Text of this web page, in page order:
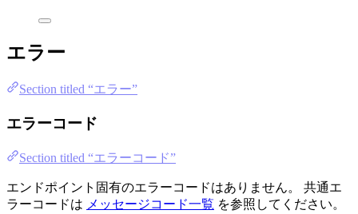
エラー
Section titled “エラー”
エラーコード
Section titled “エラーコード”
エンドポイント固有のエラーコードはありません。 共通エ
ラーコードは メッセージコード一覧 を参照してください。